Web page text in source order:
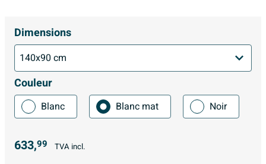
Dimensions
Couleur
Blanc Blanc mat Noir
633,99 TVA incl.